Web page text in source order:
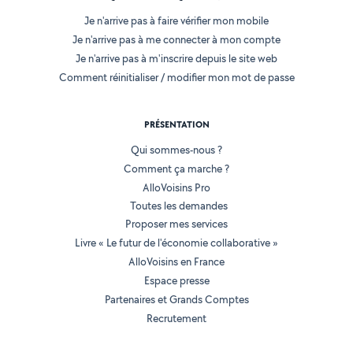
Je n'arrive pas à faire vérifier mon mobile
Je n'arrive pas à me connecter à mon compte
Je n'arrive pas à m'inscrire depuis le site web
Comment réinitialiser / modifier mon mot de passe
PRÉSENTATION
Qui sommes-nous ?
Comment ça marche ?
AlloVoisins Pro
Toutes les demandes
Proposer mes services
Livre « Le futur de l'économie collaborative »
AlloVoisins en France
Espace presse
Partenaires et Grands Comptes
Recrutement